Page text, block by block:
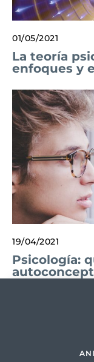
01/05/2021
La teoría
enfoques y
19/04/2021
Psicología: